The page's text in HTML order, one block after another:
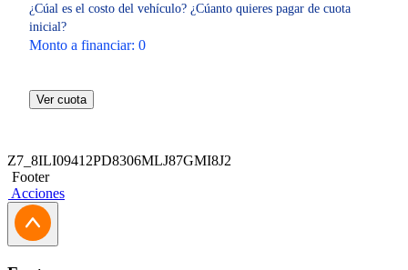
¿Cúal es el costo del vehículo? ¿Cúanto quieres pagar de cuota
inicial?
Monto a financiar: 0
Ver cuota
Z7_8ILI09412PD8306MLJ87GMI8J2
Footer
Acciones